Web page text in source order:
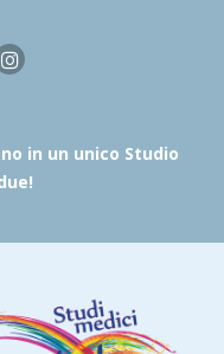
in un unico Studio